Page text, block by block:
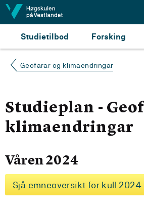
Hopp til innhald
Studietilbod Forsking
Geofarar og klimaendringar
Studieplan -
klimaendringar
Våren 2024
Sjå emneoversikt for kull 2024